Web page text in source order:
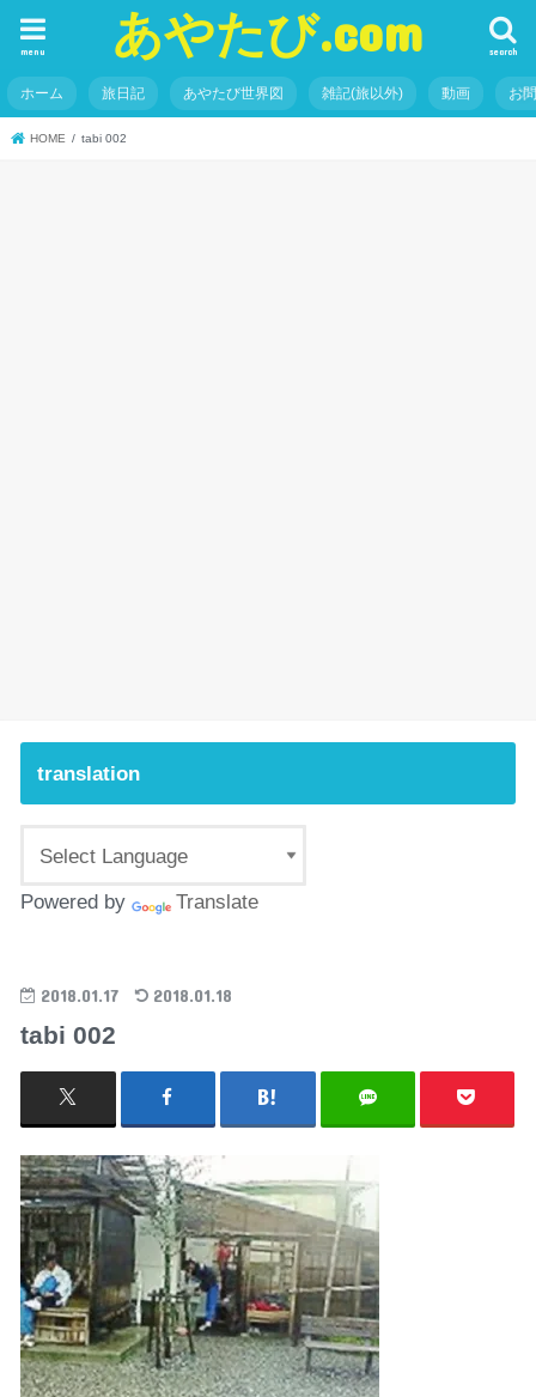
あやたび.com search
menu
ホーム 旅日記 あやたび世界図 雑記(旅以外) 動画 お
HOME tabi 002
translation
Powered by Translate
2018.01.17 2018.01.18
tabi 002